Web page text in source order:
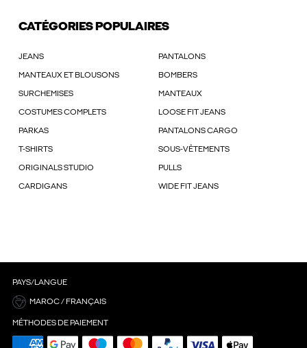
CATÉGORIES POPULAIRES
JEANS PANTALONS
MANTEAUX ET BLOUSONS BOMBERS
SURCHEMISES MANTEAUX
COSTUMES COMPLETS LOOSE FIT JEANS
PARKAS PANTALONS CARGO
T-SHIRTS SOUS-VÊTEMENTS
ORIGINALS STUDIO PULLS
CARDIGANS WIDE FIT JEANS
PAYS/LANGUE
MAROC / FRANÇAIS
MÉTHODES DE PAIEMENT